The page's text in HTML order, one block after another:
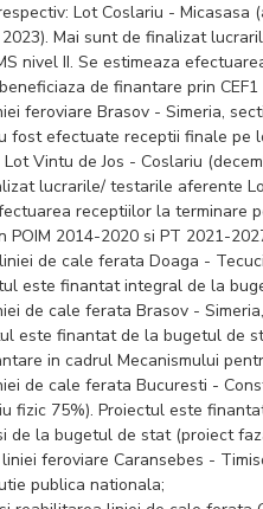
Lot Coslariu -
Mai sunt de finalizat
nivel II. Se estimeaza
de finantare prin
feroviare Brasov - Simeria,
fost efectuate receptii finale
Vintu de Jos - Coslariu
lucrarile/ testarile aferente
receptiilor la terminare
POIM 2014-2020 si PT 2021-
de cale ferata Doaga -
este finantat integral de la
de cale ferata Brasov -
este finantat de la bugetul de
in cadrul Mecanismului
de cale ferata Bucuresti -
fizic 75%). Proiectul este
de la bugetul de stat (proiect
feroviare Caransebes -
publica nationala;